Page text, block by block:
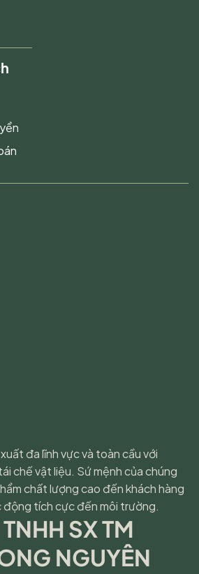
SX TM
NGUYÊN
đa lĩnh vực và toàn cầu với
chế vật liệu. Sứ mệnh của chúng
chất lượng cao đến khách hàng
động tích cực đến môi trường.